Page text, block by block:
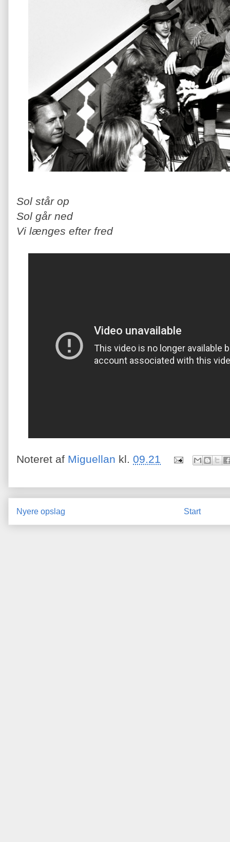
Sol står op
Sol går ned
Vi længes efter fred
Noteret af Miguellan kl. 09.21
Nyere opslag Start